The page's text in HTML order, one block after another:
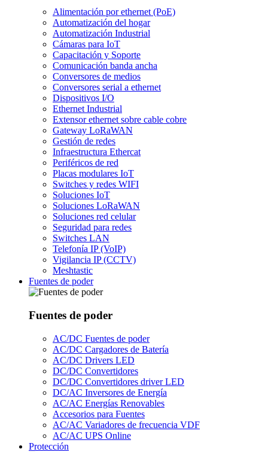
Alimentación por ethernet (PoE)
Automatización del hogar
Automatización Industrial
Cámaras para IoT
Capacitación y Soporte
Comunicación banda ancha
Conversores de medios
Conversores serial a ethernet
Dispositivos I/O
Ethernet Industrial
Extensor ethernet sobre cable cobre
Gateway LoRaWAN
Gestión de redes
Infraestructura Ethercat
Periféricos de red
Placas modulares IoT
Switches y redes WIFI
Soluciones IoT
Soluciones LoRaWAN
Soluciones red celular
Seguridad para redes
Switches LAN
Telefonía IP (VoIP)
Vigilancia IP (CCTV)
Meshtastic
Fuentes de poder
Fuentes de poder
AC/DC Fuentes de poder
AC/DC Cargadores de Batería
AC/DC Drivers LED
DC/DC Convertidores
DC/DC Convertidores driver LED
DC/AC Inversores de Energía
AC/AC Energías Renovables
Accesorios para Fuentes
AC/AC Variadores de frecuencia VDF
AC/AC UPS Online
Protección